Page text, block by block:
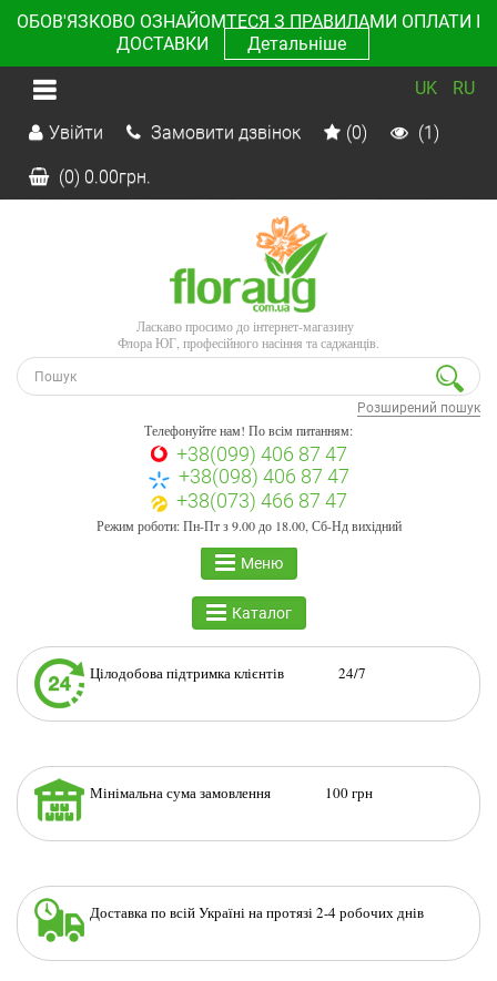
ОБОВ'ЯЗКОВО ОЗНАЙОМТЕСЯ З ПРАВИЛАМИ ОПЛАТИ І
ДОСТАВКИ
Детальніше
UK RU
Увійти Замовити дзвінок (0) (1)
(0) 0.00грн.
Ласкаво просимо до інтернет-магазину
Флора ЮГ, професійного насіння та саджанців.
Розширений пошук
Телефонуйте нам! По всім питанням:
+38(099) 406 87 47
+38(098) 406 87 47
+38(073) 466 87 47
Режим роботи: Пн-Пт з 9.00 до 18.00, Сб-Нд вихідний
Меню
Каталог
Цілодобова підтримка клієнтів 24/7
Мінімальна сума замовлення 100 грн
Доставка по всій Україні на протязі 2-4 робочих днів